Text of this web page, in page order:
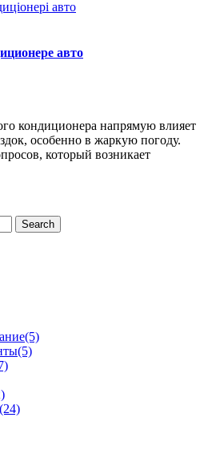
авто
кондиционера напрямую влияет
особенно в жаркую погоду.
который возникает
Search
(5)
(5)
(24)